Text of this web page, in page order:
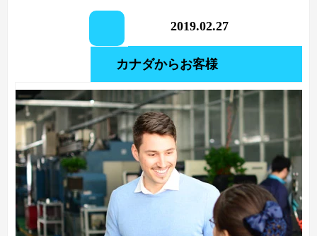
2019.02.27
カナダからお客様